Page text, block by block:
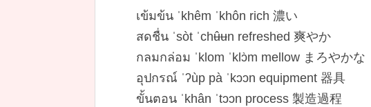
เข้มข้น ˈkhêm ˈkhôn rich 濃い
สดชื่น ˈsòt ˈchʉ̂ʉn refreshed 爽やか
กลมกล่อม ˈklom ˈklɔ̀m mellow まろやかな
อุปกรณ์ ˈʔùp pà ˈkɔɔn equipment 器具
ขั้นตอน ˈkhân ˈtɔɔn process 製造過程